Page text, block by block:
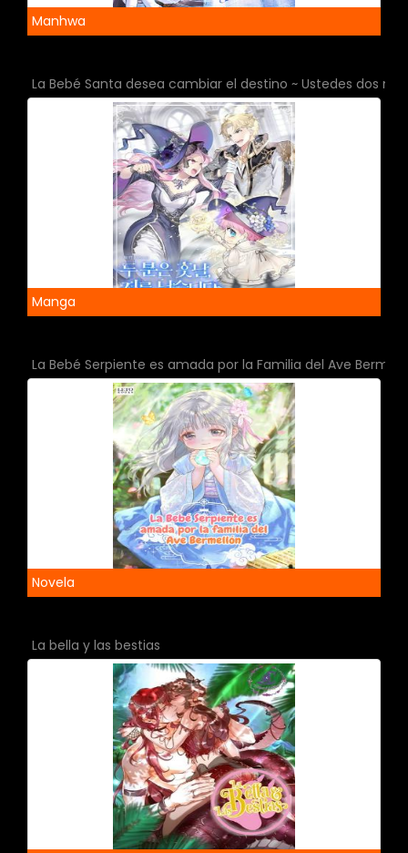
Manhwa
La Bebé Santa desea cambiar el destino ~ Ustedes dos
Manga
La Bebé Serpiente es amada por la Familia del Ave
Novela
La bella y las bestias